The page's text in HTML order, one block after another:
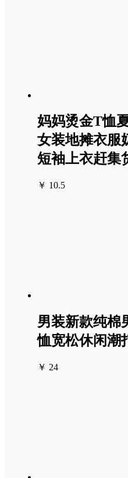
妈妈烫金T恤
女装地摊衣服
短袖上衣赶集
￥ 10.5
男装新款纯棉
恤宽松休闲潮
￥ 24